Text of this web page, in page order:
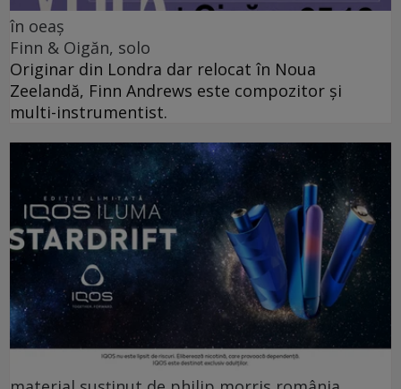
în oeaș
Finn & Oigăn, solo
Originar din Londra dar relocat în Noua
Zeelandă, Finn Andrews este compozitor și
multi-instrumentist.